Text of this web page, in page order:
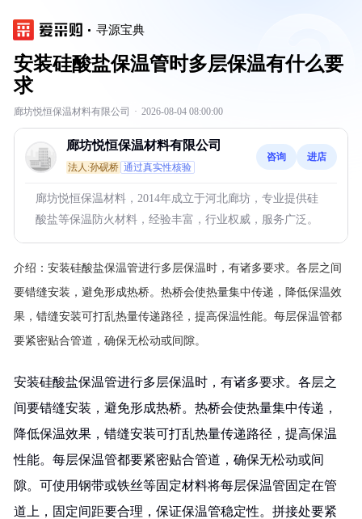
寻源宝典
安装硅酸盐保温管时多层保温有什么要
求
廊坊悦恒保温材料有限公司 · 2026-08-04 08:00:00
廊坊悦恒保温材料有限公司
法人:孙砚桥 通过真实性核验
咨询 进店
廊坊悦恒保温材料，2014年成立于河北廊坊，专业提供硅
酸盐等保温防火材料，经验丰富，行业权威，服务广泛。
介绍： 安装硅酸盐保温管进行多层保温时，有诸多要求。各层之间
要错缝安装，避免形成热桥。热桥会使热量集中传递，降低保温效
果，错缝安装可打乱热量传递路径，提高保温性能。每层保温管都
要紧密贴合管道，确保无松动或间隙。
安装硅酸盐保温管进行多层保温时，有诸多要求。各层之
间要错缝安装，避免形成热桥。热桥会使热量集中传递，
降低保温效果，错缝安装可打乱热量传递路径，提高保温
性能。每层保温管都要紧密贴合管道，确保无松动或间
隙。可使用钢带或铁丝等固定材料将每层保温管固定在管
道上，固定间距要合理，保证保温管稳定性。拼接处要紧